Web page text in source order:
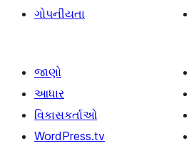
ગોપનીયતા
જાણો
આધાર
વિકાસકર્તાઓ
WordPress.tv